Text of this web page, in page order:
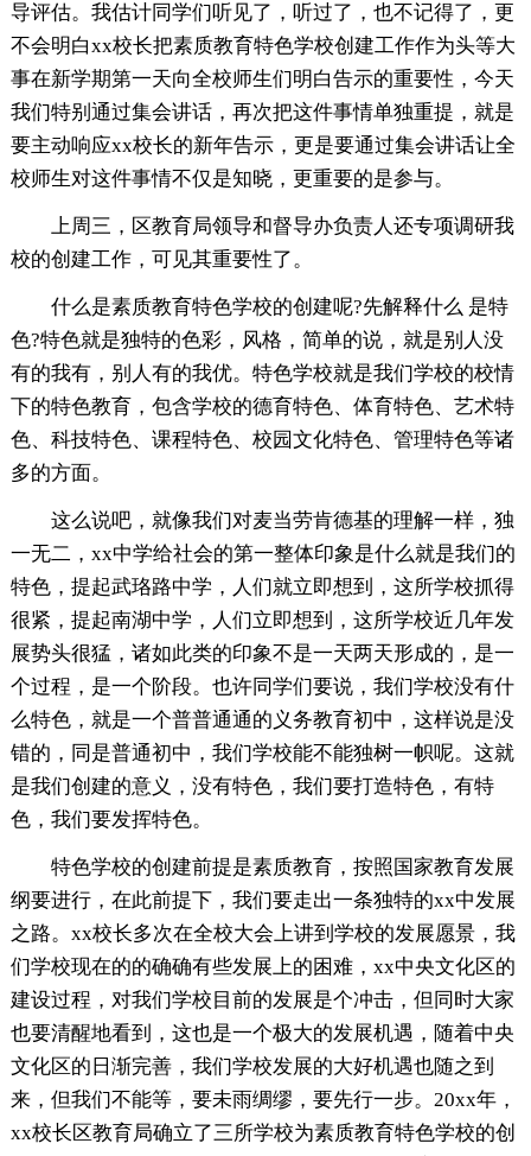
导评估。我估计同学们听见了，听过了，也不记得了，更
不会明白xx校长把素质教育特色学校创建工作作为头等大
事在新学期第一天向全校师生们明白告示的重要性，今天
我们特别通过集会讲话，再次把这件事情单独重提，就是
要主动响应xx校长的新年告示，更是要通过集会讲话让全
校师生对这件事情不仅是知晓，更重要的是参与。
上周三，区教育局领导和督导办负责人还专项调研我
校的创建工作，可见其重要性了。
什么是素质教育特色学校的创建呢?先解释什么 是特
色?特色就是独特的色彩，风格，简单的说，就是别人没
有的我有，别人有的我优。特色学校就是我们学校的校情
下的特色教育，包含学校的德育特色、体育特色、艺术特
色、科技特色、课程特色、校园文化特色、管理特色等诸
多的方面。
这么说吧，就像我们对麦当劳肯德基的理解一样，独
一无二，xx中学给社会的第一整体印象是什么就是我们的
特色，提起武珞路中学，人们就立即想到，这所学校抓得
很紧，提起南湖中学，人们立即想到，这所学校近几年发
展势头很猛，诸如此类的印象不是一天两天形成的，是一
个过程，是一个阶段。也许同学们要说，我们学校没有什
么特色，就是一个普普通通的义务教育初中，这样说是没
错的，同是普通初中，我们学校能不能独树一帜呢。这就
是我们创建的意义，没有特色，我们要打造特色，有特
色，我们要发挥特色。
特色学校的创建前提是素质教育，按照国家教育发展
纲要进行，在此前提下，我们要走出一条独特的xx中发展
之路。xx校长多次在全校大会上讲到学校的发展愿景，我
们学校现在的的确确有些发展上的困难，xx中央文化区的
建设过程，对我们学校目前的发展是个冲击，但同时大家
也要清醒地看到，这也是一个极大的发展机遇，随着中央
文化区的日渐完善，我们学校发展的大好机遇也随之到
来，但我们不能等，要未雨绸缪，要先行一步。20xx年，
xx校长区教育局确立了三所学校为素质教育特色学校的创